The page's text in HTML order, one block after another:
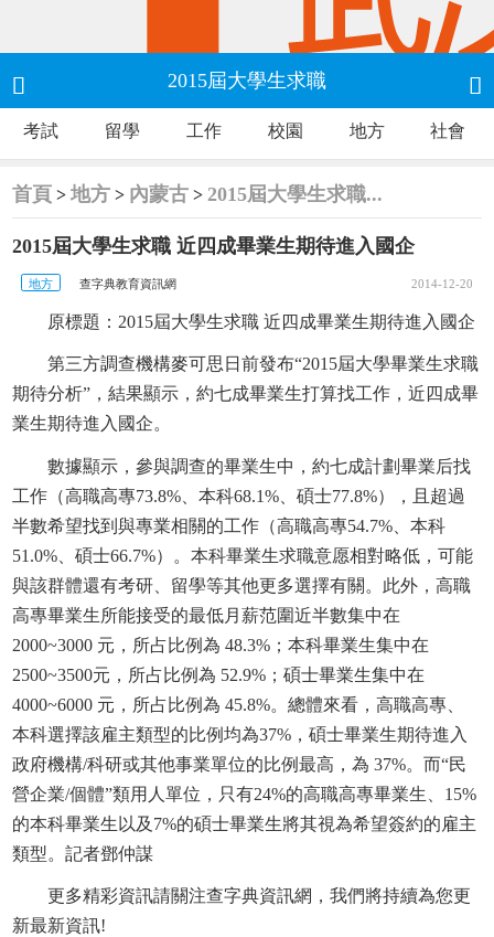
 2015屆大學生求職
近四成畢業生期待進入國企

考試 留學 工作 校園 地方 社會
首頁 >地方 > 內蒙古 > 2015屆大學生求職...
2015屆大學生求職 近四成畢業生期待進入國企
地方 查字典教育資訊網 2014-12-20
原標題：2015屆大學生求職 近四成畢業生期待進入國企
第三方調查機構麥可思日前發布“2015屆大學畢業生求職
期待分析”，結果顯示，約七成畢業生打算找工作，近四成畢
業生期待進入國企。
數據顯示，參與調查的畢業生中，約七成計劃畢業后找
工作（高職高專73.8%、本科68.1%、碩士77.8%），且超過
半數希望找到與專業相關的工作（高職高專54.7%、本科
51.0%、碩士66.7%）。本科畢業生求職意愿相對略低，可能
與該群體還有考研、留學等其他更多選擇有關。此外，高職
高專畢業生所能接受的最低月薪范圍近半數集中在
2000~3000 元，所占比例為 48.3%；本科畢業生集中在
2500~3500元，所占比例為 52.9%；碩士畢業生集中在
4000~6000 元，所占比例為 45.8%。總體來看，高職高專、
本科選擇該雇主類型的比例均為37%，碩士畢業生期待進入
政府機構/科研或其他事業單位的比例最高，為 37%。而“民
營企業/個體”類用人單位，只有24%的高職高專畢業生、15%
的本科畢業生以及7%的碩士畢業生將其視為希望簽約的雇主
類型。記者鄧仲謀
更多精彩資訊請關注查字典資訊網 ，我們將持續為您更
新最新資訊!